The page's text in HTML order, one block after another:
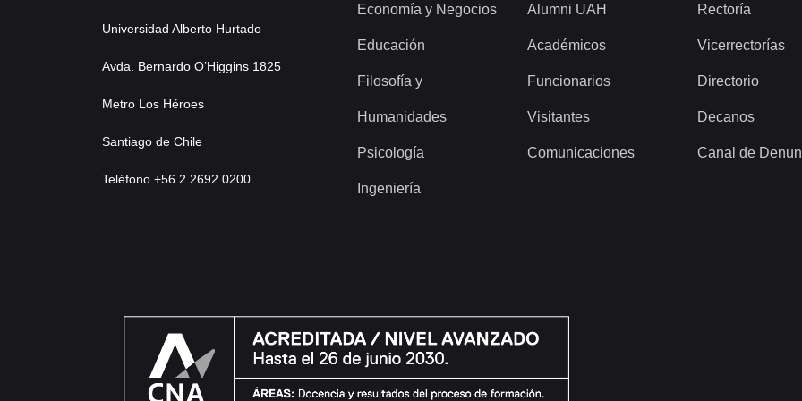
Universidad Alberto Hurtado
Avda. Bernardo O’Higgins 1825
Metro Los Héroes
Santiago de Chile
Teléfono +56 2 2692 0200
Economía y Negocios
Educación
Filosofía y
Humanidades
Psicología
Ingeniería
Alumni UAH
Académicos
Funcionarios
Visitantes
Comunicaciones
Rectoría
Vicerrectorías
Directorio
Decanos
Canal de